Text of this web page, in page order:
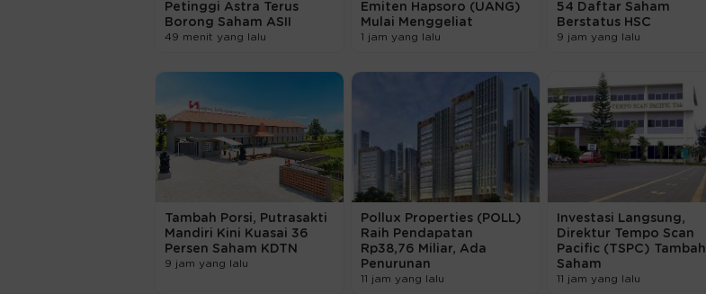
Petinggi Astra Terus
Borong Saham ASII
49 menit yang lalu
Emiten Hapsoro (UANG)
Mulai Menggeliat
1 jam yang lalu
54 Daftar Saham
Berstatus HSC
9 jam yang lalu
Tambah Porsi, Putrasakti
Mandiri Kini Kuasai 36
Persen Saham KDTN
9 jam yang lalu
Pollux Properties (POLL)
Raih Pendapatan
Rp38,76 Miliar, Ada
Penurunan
11 jam yang lalu
Investasi Langsung,
Direktur Tempo Scan
Pacific (TSPC) Tambah
Saham
11 jam yang lalu